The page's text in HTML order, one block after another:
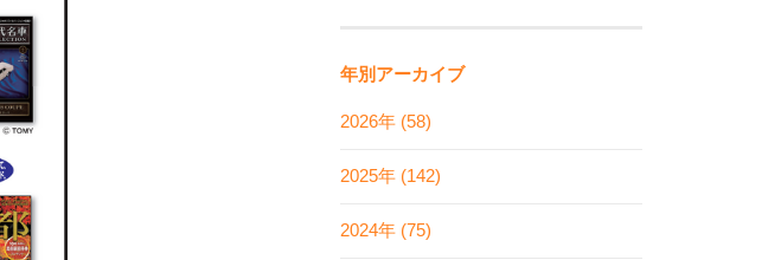
年別アーカイブ
2026年 (58)
2025年 (142)
2024年 (75)